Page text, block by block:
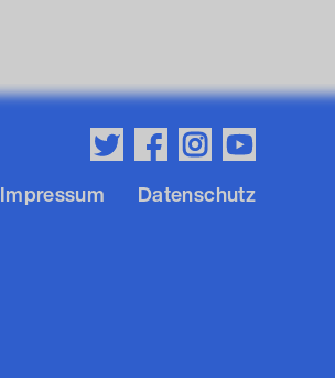
Impressum Datenschutz